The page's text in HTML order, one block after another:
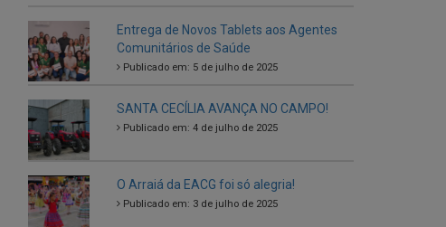
SANTA CECÍLIA AVANÇA NO CAMPO!
O Arraiá da EACG foi só alegria!
Publicado em: 3 de julho de 2025
VER TODAS NOTÍCIAS